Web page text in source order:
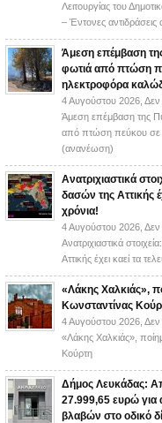
Λειτουργίας του
– Έντονες αντιδράσεις
Άμεση επέμβαση
φωτιά από πτώση
ηλεκτροφόρα
4 Αυγούστου 2026, Δεν
Άμεση επέμβαση της
από πτώση πεύκου σε
(ανανέωση)
Ανατριχιαστικά
δασών της Αττικής
χρόνια!
4 Αυγούστου 2026, Δεν
Ανατριχιαστικά
Αττικής έχει καεί τα
«Λάκης Χαλκιάς»,
Κωνσταντίνας
4 Αυγούστου 2026, Δεν
«Λάκης Χαλκιάς»,
Κούρτη
Δήμος Λευκάδας:
27.999,65 ευρώ για
βλαβών στο οδικό